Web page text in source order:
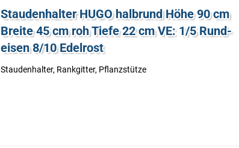
Stau­den­hal­ter HUGO halb­rund Höhe 90 cm
Brei­te 45 cm roh Tiefe 22 cm VE: 1/5 Rund­
ei­sen 8/10 Edel­rost
Stau­den­hal­ter, Rank­git­ter, Pflanz­stüt­ze